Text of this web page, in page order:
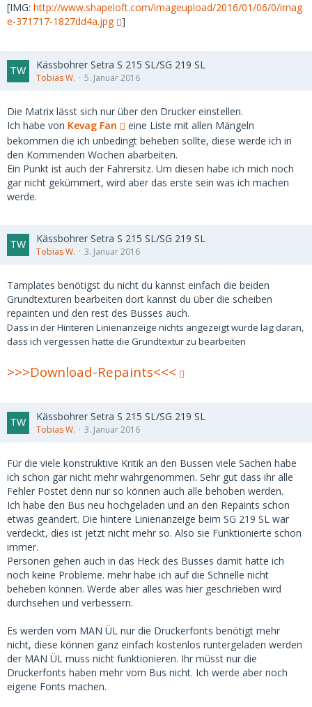
[IMG: http://www.shapeloft.com/imageupload/2016/01/06/0/imag
e-371717-1827dd4a.jpg
]
Kässbohrer Setra S 215 SL/SG 219 SL
Tobias W. 5. Januar 2016
Die Matrix lässt sich nur über den Drucker einstellen.
Ich habe von Kevag Fan
eine Liste mit allen Mängeln
bekommen die ich unbedingt beheben sollte, diese werde ich in
den Kommenden Wochen abarbeiten.
Ein Punkt ist auch der Fahrersitz. Um diesen habe ich mich noch
gar nicht gekümmert, wird aber das erste sein was ich machen
werde.
Kässbohrer Setra S 215 SL/SG 219 SL
Tobias W. 3. Januar 2016
Tamplates benötigst du nicht du kannst einfach die beiden
Grundtexturen bearbeiten dort kannst du über die scheiben
repainten und den rest des Busses auch.
Dass in der Hinteren Linienanzeige nichts angezeigt wurde lag daran,
dass ich vergessen hatte die Grundtextur zu bearbeiten
>>>Download-Repaints<<<
Kässbohrer Setra S 215 SL/SG 219 SL
Tobias W. 3. Januar 2016
Für die viele konstruktive Kritik an den Bussen viele Sachen habe
ich schon gar nicht mehr wahrgenommen. Sehr gut dass ihr alle
Fehler Postet denn nur so können auch alle behoben werden.
Ich habe den Bus neu hochgeladen und an den Repaints schon
etwas geändert. Die hintere Linienanzeige beim SG 219 SL war
verdeckt, dies ist jetzt nicht mehr so. Also sie Funktionierte schon
immer.
Personen gehen auch in das Heck des Busses damit hatte ich
noch keine Probleme. mehr habe ich auf die Schnelle nicht
beheben können. Werde aber alles was hier geschrieben wird
durchsehen und verbessern.
Es werden vom MAN ÜL nur die Druckerfonts benötigt mehr
nicht, diese können ganz einfach kostenlos runtergeladen werden
der MAN ÜL muss nicht funktionieren. Ihr müsst nur die
Druckerfonts haben mehr vom Bus nicht. Ich werde aber noch
eigene Fonts machen.